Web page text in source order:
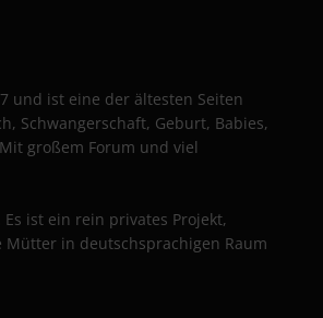
und ist eine der ältesten Seiten
Schwangerschaft, Geburt, Babies,
großem Forum und viel
ist ein rein privates Projekt,
in deutschsprachigen Raum